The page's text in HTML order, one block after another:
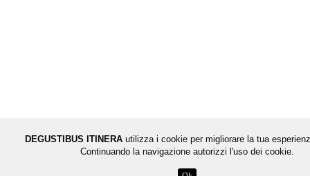
DEGUSTIBUS ITINERAutilizza i cookie per migliorare la tua
Continuando la navigazione autorizzi l'uso dei cookie.